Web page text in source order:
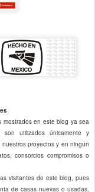
en este blog ya sea
utilizados únicamente y
proyectos y en ningún
consorcios compromisos o
visitantes de este blog, pues
de casas nuevas o usadas,